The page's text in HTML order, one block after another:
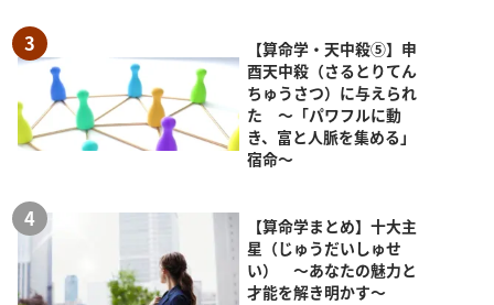
【算命学・天中殺⑤】申
酉天中殺（さるとりてん
ちゅうさつ）に与えられ
た ～「パワフルに動
き、富と人脈を集める」
宿命～
【算命学まとめ】十大主
星（じゅうだいしゅせ
い） ～あなたの魅力と
才能を解き明かす～